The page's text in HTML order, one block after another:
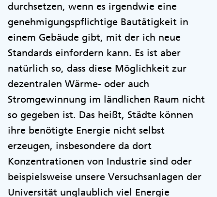
durchsetzen, wenn es irgendwie eine
genehmigungspflichtige Bautätigkeit in
einem Gebäude gibt, mit der ich neue
Standards einfordern kann. Es ist aber
natürlich so, dass diese Möglichkeit zur
dezentralen Wärme- oder auch
Stromgewinnung im ländlichen Raum nicht
so gegeben ist. Das heißt, Städte können
ihre benötigte Energie nicht selbst
erzeugen, insbesondere da dort
Konzentrationen von Industrie sind oder
beispielsweise unsere Versuchsanlagen der
Universität unglaublich viel Energie